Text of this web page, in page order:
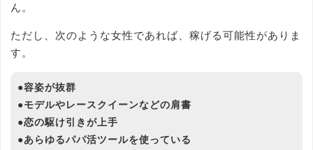
ん。
ただし、次のような女性であれば、稼げる可能性がありま
す。
●容姿が抜群
●モデルやレースクイーンなどの肩書
●恋の駆け引きが上手
●あらゆるパパ活ツールを使っている